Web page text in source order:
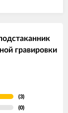
гравировки
(3)
(0)